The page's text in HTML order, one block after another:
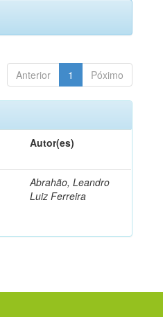
Anterior 1 Póximo
Autor(es)
Abrahão, Leandro
Luiz Ferreira